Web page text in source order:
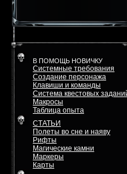
В ПОМОЩЬ НОВИЧКУ
Системные требования
Создание персонажа
Клавиши и команды
Система квестовых
Макросы
Таблица опыта
СТАТЬИ
Полеты во сне и наяву
Рифты
Магические камни
Маркеры
Карты